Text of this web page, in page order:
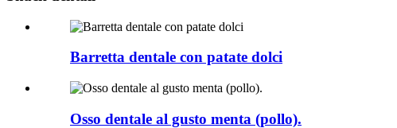
Barretta dentale con patate dolci
Osso dentale al gusto menta (pollo).